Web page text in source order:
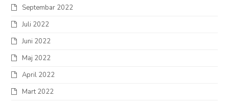
Septembar 2022
Juli 2022
Juni 2022
Maj 2022
April 2022
Mart 2022